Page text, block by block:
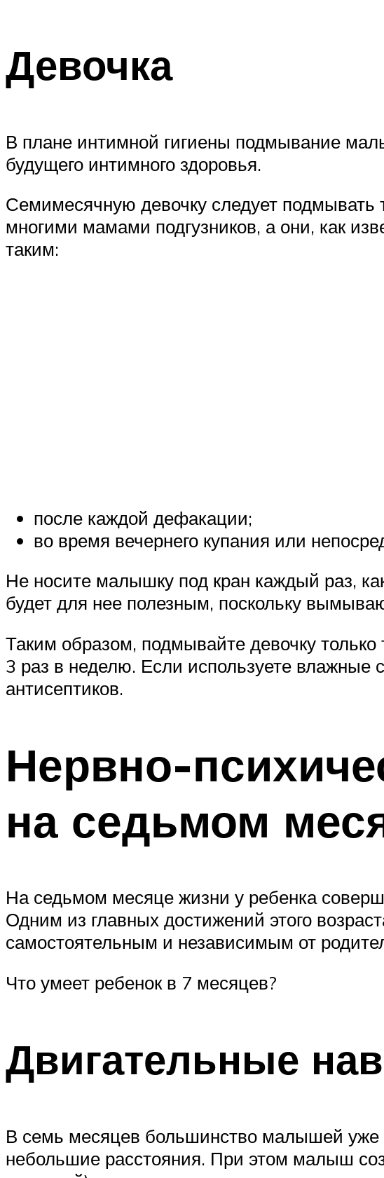
Девочка
В плане интимной гигиены подмывание
будущего интимного здоровья.
Семимесячную девочку следует подмывать
многими мамами подгузников, а они, как
таким:
после каждой дефакации;
во время вечернего купания или
Не носите малышку под кран каждый раз,
будет для нее полезным, поскольку
Таким образом, подмывайте девочку
3 раз в неделю. Если используете влажные
антисептиков.
Нервно-
на седьмом
На седьмом месяце жизни у ребенка
Одним из главных достижений этого
самостоятельным и независимым от
Что умеет ребенок в 7 месяцев?
Двигательные
В семь месяцев большинство малышей уже
небольшие расстояния. При этом малыш